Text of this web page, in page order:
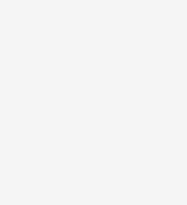
apre l’app di posta
posta elettronica)